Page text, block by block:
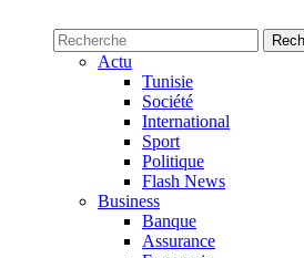
Actu
Tunisie
Société
International
Sport
Politique
Flash News
Business
Banque
Assurance